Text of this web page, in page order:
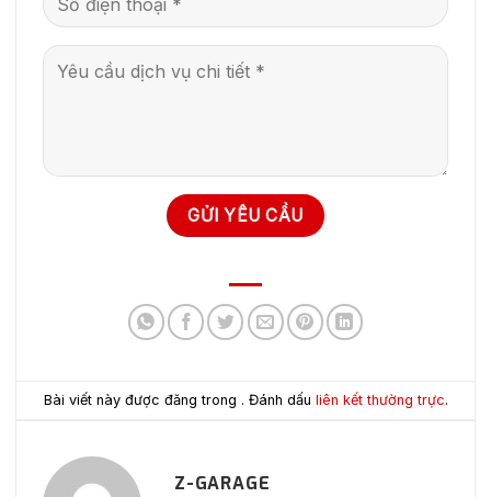
Bài viết này được đăng trong . Đánh dấu liên kết thường trực.
Z-GARAGE